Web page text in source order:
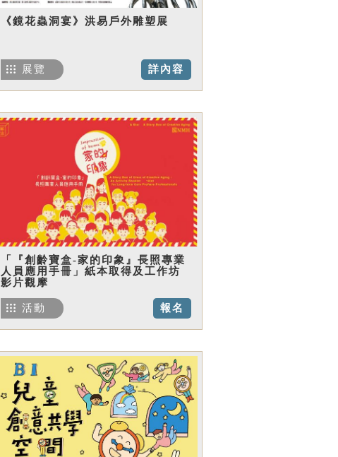
《鏡花蟲洞宴》洪易戶外雕塑展
詳內容
展覽
「『創齡寶盒-家的印象』長照專業
人員應用手冊」紙本取得及工作坊
影片觀摩
報名
活動